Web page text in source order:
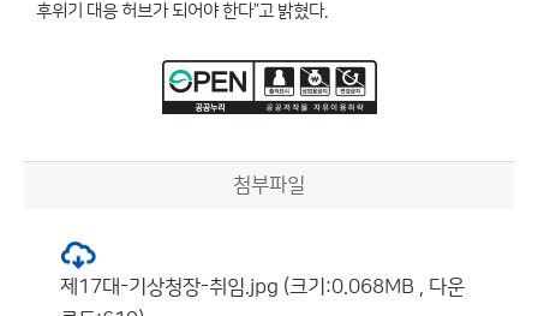
후위기 대응 허브가 되어야 한다”고 밝혔다.
첨부파일
제17대-기상청장-취임.jpg (크기:0.068MB , 다운